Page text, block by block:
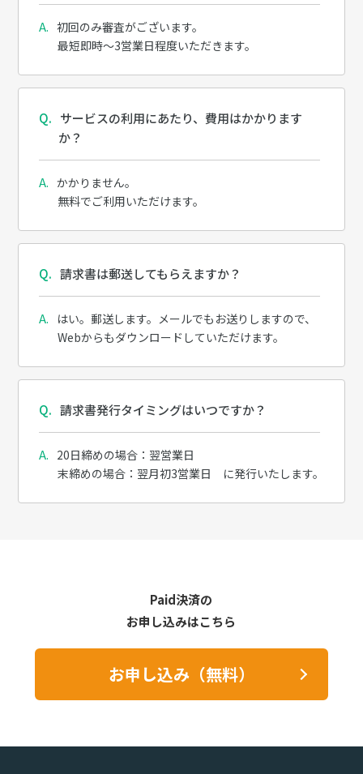
初回のみ審査がございます。
最短即時～3営業日程度いただきます。
サービスの利用にあたり、費用はかかります
か？
かかりません。
無料でご利用いただけます。
請求書は郵送してもらえますか？
はい。郵送します。メールでもお送りしますので、
Webからもダウンロードしていただけます。
請求書発行タイミングはいつですか？
20日締めの場合：翌営業日
末締めの場合：翌月初3営業日 に発行いたします。
Paid決済の
お申し込みはこちら
お申し込み（無料）